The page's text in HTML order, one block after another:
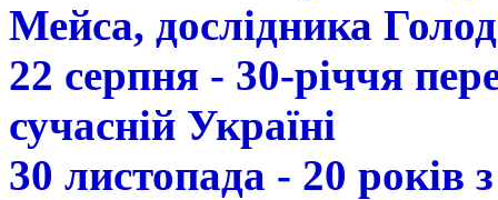
Мейса, дослідника
22 серпня - 30-річчя
сучасній Україні
30 листопада - 20 років